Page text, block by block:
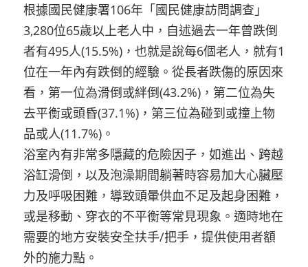
根據國民健康署106年「國民健康訪問調查」
3,280位65歲以上老人中，自述過去一年曾跌倒
者有495人(15.5%)，也就是說每6個老人，就有1
位在一年內有跌倒的經驗。從長者跌傷的原因來
看，第一位為滑倒或絆倒(43.2%)，第二位為失
去平衡或頭昏(37.1%)，第三位為碰到或撞上物
品或人(11.7%)。
浴室內有非常多隱藏的危險因子，如進出、跨越
浴缸滑倒，以及泡澡期間躺著時容易加大心臟壓
力及呼吸困難，導致頭暈供血不足及起身困難，
或是移動、穿衣的不平衡等常見現象。適時地在
需要的地方安裝安全扶手/把手，提供使用者額
外的施力點。